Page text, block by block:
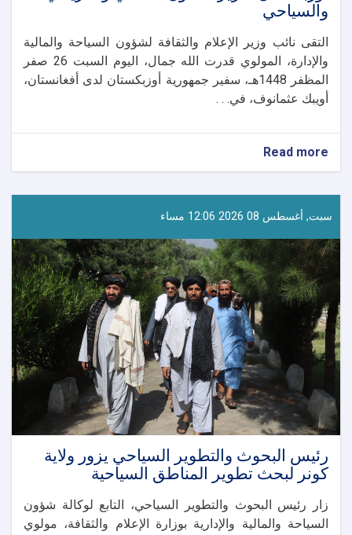
والسياحي
التقى نائب وزير الإعلام والثقافة لشؤون السياحة والمالية
والإدارة، المولوي قدرت الله جمال، اليوم السبت 26 صفر
المظفر 1448هـ، سفير جمهورية أوزبكستان لدى أفغانستان،
أويبك عثمانوف، في. . .
Read more
الإعلام
والثقافة
مع
سفير
أوزبكستان
تعزيز
التعاون
الثقافي
والتاريخي
والسياحي
سبت, أغسطس 08 2026 12:06 مساء
رئيس البحوث والتطوير السياحي يزور ولاية
كونر لبحث تطوير المناطق السياحية
زار رئيس البحوث والتطوير السياحي، التابع لوكالة شؤون
السياحة والمالية والإدارية بوزارة الإعلام والثقافة، مولوي